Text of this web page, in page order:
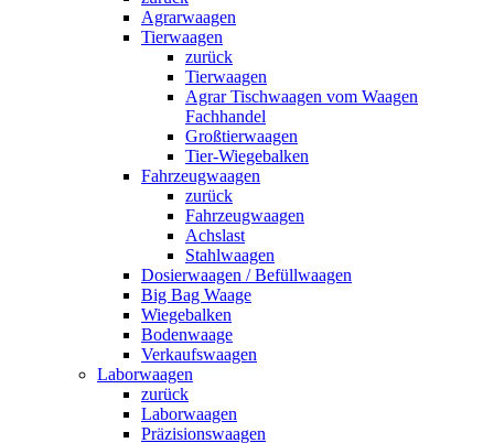
Agrarwaagen
Tierwaagen
zurück
Tierwaagen
Agrar Tischwaagen vom Waagen
Fachhandel
Großtierwaagen
Tier-Wiegebalken
Fahrzeugwaagen
zurück
Fahrzeugwaagen
Achslast
Stahlwaagen
Dosierwaagen / Befüllwaagen
Big Bag Waage
Wiegebalken
Bodenwaage
Verkaufswaagen
Laborwaagen
zurück
Laborwaagen
Präzisionswaagen